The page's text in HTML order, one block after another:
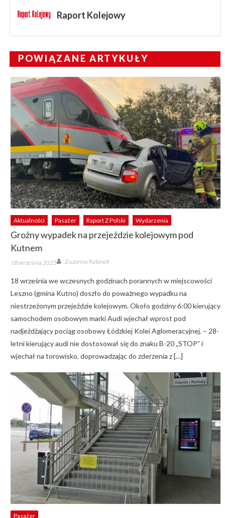
Raport Kolejowy
POWIĄZANE ARTYKUŁY
Aktualności Pasażer Raport Z Polski Wydarzenia
Groźny wypadek na przejeździe kolejowym pod
Kutnem
Posted
on
18 września 2025 Author
Zuzanna Rabinek
18 września we wczesnych godzinach porannych w miejscowości
Leszno (gmina Kutno) doszło do poważnego wypadku na
niestrzeżonym przejeździe kolejowym. Około godziny 6:00 kierujący
samochodem osobowym marki Audi wjechał wprost pod
nadjeżdżający pociąg osobowy Łódzkiej Kolei Aglomeracyjnej. – 28-
letni kierujący audi nie dostosował się do znaku B-20 „STOP” i
wjechał na torowisko, doprowadzając do zderzenia z […]
Pasażer